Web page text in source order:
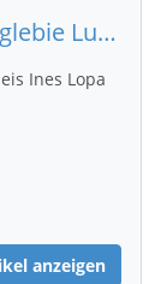
Ines LOPA wiesselt bei SMS Zaglebie Lubin aus Polen
Ines Lopa
anzeigen